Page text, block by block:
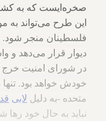
صخره‌ایست که به
این طرح می‌تواند به
فلسطینان منجر شود.
دیوار قرار می‌دهد و
در شورای امنیت
خودش خواهد بود. تنها
متحده -به دلیل لابی
نباید به حال خود رها